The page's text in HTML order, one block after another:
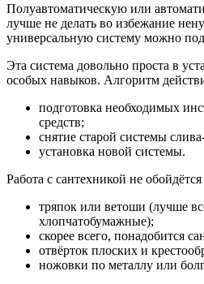
Полуавтоматическую или
лучше не делать во избежание
универсальную систему можно
Эта система довольно проста в
особых навыков. Алгоритм
подготовка необходимых
средств;
снятие старой системы
установка новой системы.
Работа с сантехникой не обойдётся
тряпок или ветоши (лучше
хлопчатобумажные);
скорее всего, понадобится
отвёрток плоских и
ножовки по металлу или